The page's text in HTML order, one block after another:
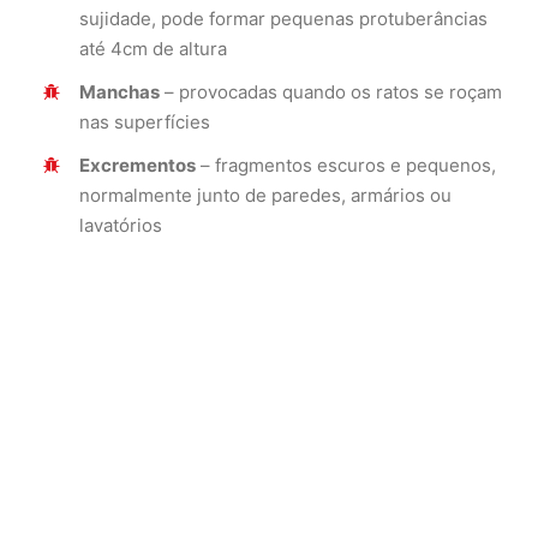
sujidade, pode formar pequenas protuberâncias
até 4cm de altura
Manchas – provocadas quando os ratos se roçam
nas superfícies
Excrementos – fragmentos escuros e pequenos,
normalmente junto de paredes, armários ou
lavatórios